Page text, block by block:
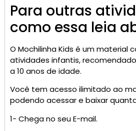
Para outras
como essa leia
O Mochilinha Kids é um material
atividades infantis,
a 10 anos de idade.
Você tem acesso ilimitado ao
podendo acessar e baixar
1- Chega no seu E-mail.